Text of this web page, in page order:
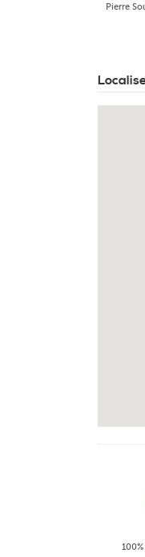
Pierre